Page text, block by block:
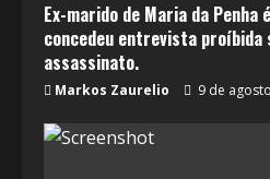
Ex-marido de Maria da Penha
concedeu entrevista
assassinato.
Markos Zaurelio 9 de